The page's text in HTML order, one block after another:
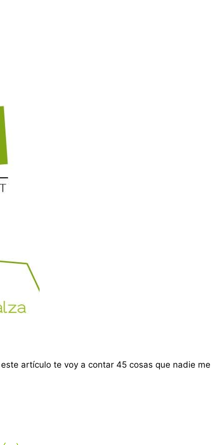
artículo te voy a contar 45 cosas que nadie me